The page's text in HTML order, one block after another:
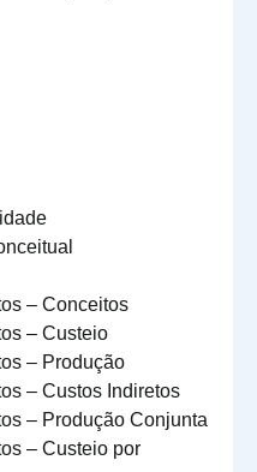
– Conceitos
– Custeio
– Produção
– Custos Indiretos
– Produção Conjunta
– Custeio por